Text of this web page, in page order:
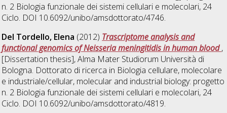
n. 2 Biologia funzionale dei sistemi cellulari e molecolari, 24
Ciclo. DOI 10.6092/unibo/amsdottorato/4746.
Del Tordello, Elena (2012) Trascriptome analysis and
functional genomics of Neisseria meningitidis in human blood,
[Dissertation thesis], Alma Mater Studiorum Università di
Bologna. Dottorato di ricerca in Biologia cellulare, molecolare
e industriale/cellular, molecular and industrial biology: progetto
n. 2 Biologia funzionale dei sistemi cellulari e molecolari, 24
Ciclo. DOI 10.6092/unibo/amsdottorato/4819.